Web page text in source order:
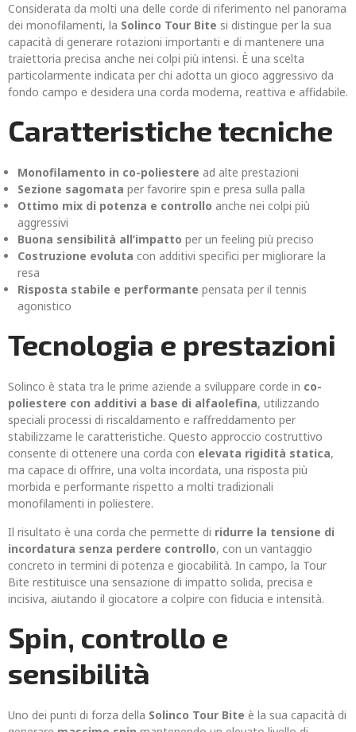
Considerata da molti una delle corde di riferimento nel panorama
dei monofilamenti, la Solinco Tour Bite si distingue per la sua
capacità di generare rotazioni importanti e di mantenere una
traiettoria precisa anche nei colpi più intensi. È una scelta
particolarmente indicata per chi adotta un gioco aggressivo da
fondo campo e desidera una corda moderna, reattiva e affidabile.
Caratteristiche tecniche
Monofilamento in co-poliestere ad alte prestazioni
Sezione sagomata per favorire spin e presa sulla palla
Ottimo mix di potenza e controllo anche nei colpi più
aggressivi
Buona sensibilità all’impatto per un feeling più preciso
Costruzione evoluta con additivi specifici per migliorare la
resa
Risposta stabile e performante pensata per il tennis
agonistico
Tecnologia e prestazioni
Solinco è stata tra le prime aziende a sviluppare corde in co-
poliestere con additivi a base di alfaolefina, utilizzando
speciali processi di riscaldamento e raffreddamento per
stabilizzarne le caratteristiche. Questo approccio costruttivo
consente di ottenere una corda con elevata rigidità statica,
ma capace di offrire, una volta incordata, una risposta più
morbida e performante rispetto a molti tradizionali
monofilamenti in poliestere.
Il risultato è una corda che permette di ridurre la tensione di
incordatura senza perdere controllo, con un vantaggio
concreto in termini di potenza e giocabilità. In campo, la Tour
Bite restituisce una sensazione di impatto solida, precisa e
incisiva, aiutando il giocatore a colpire con fiducia e intensità.
Spin, controllo e
sensibilità
Uno dei punti di forza della Solinco Tour Bite è la sua capacità di